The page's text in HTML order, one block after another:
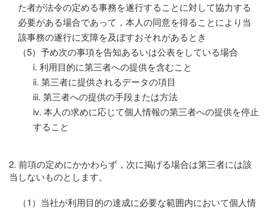
た者が法令の定める事務を遂行することに対して協力する
必要がある場合であって，本人の同意を得ることにより当
該事務の遂行に支障を及ぼすおそれがあるとき
（5）予め次の事項を告知あるいは公表をしている場合
i. 利用目的に第三者への提供を含むこと
ii. 第三者に提供されるデータの項目
iii. 第三者への提供の手段または方法
iv. 本人の求めに応じて個人情報の第三者への提供を停止
すること
2. 前項の定めにかかわらず，次に掲げる場合は第三者には該
当しないものとします。
（1）当社が利用目的の達成に必要な範囲内において個人情